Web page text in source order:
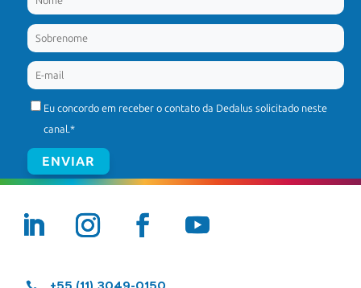
Eu concordo em receber o contato da Dedalus solicitado neste
canal.*